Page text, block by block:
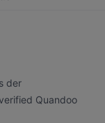
der
Quandoo